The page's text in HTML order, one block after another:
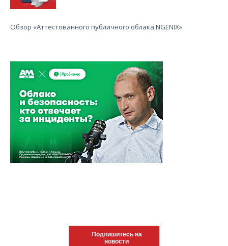
Обзор «Аттестованного публичного облака NGENIX»
Подпишитесь на
новости